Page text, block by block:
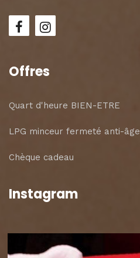
Offres
Quart d'heure BIEN-ETRE
LPG minceur fermeté anti-âge
Chèque cadeau
Instagram